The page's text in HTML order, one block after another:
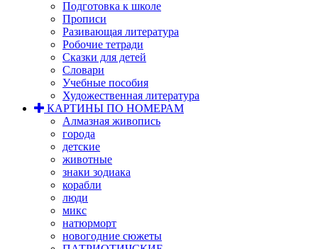
Подготовка к школе
Прописи
Разивающая литература
Робочие тетради
Сказки для детей
Словари
Учебные пособия
Художественная литература
КАРТИНЫ ПО НОМЕРАМ
Алмазная живопись
города
детские
животные
знаки зодиака
корабли
люди
микс
натюрморт
новогодние сюжеты